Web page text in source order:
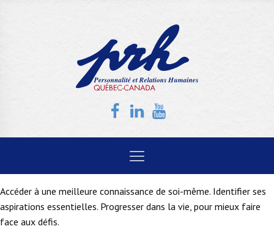
Accéder à une meilleure connaissance de soi-même. Identifier ses
aspirations essentielles. Progresser dans la vie, pour mieux faire
face aux défis.